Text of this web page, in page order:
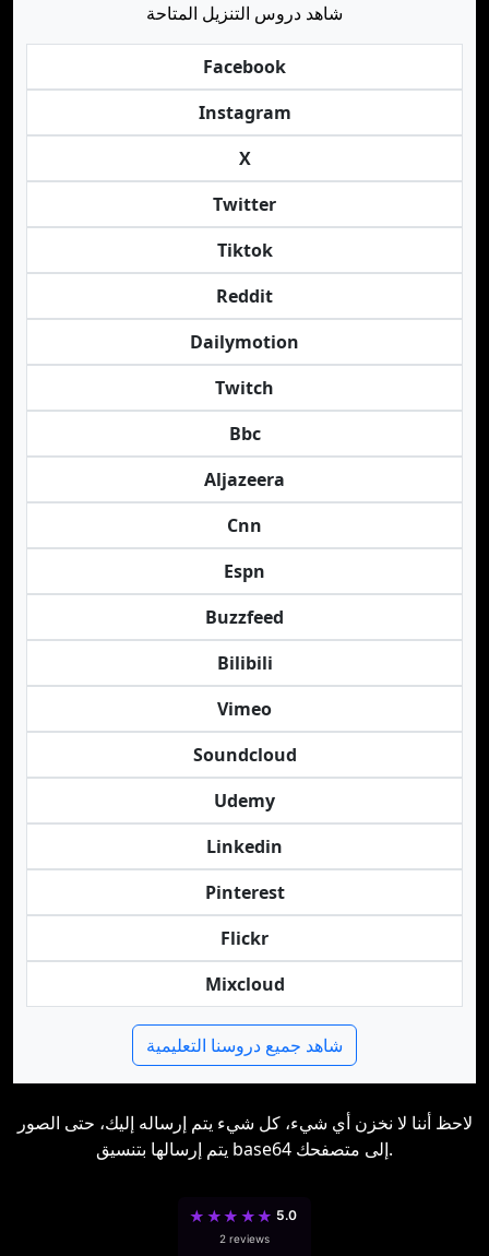
شاهد دروس التنزيل المتاحة
Facebook
Instagram
X
Twitter
Tiktok
Reddit
Dailymotion
Twitch
Bbc
Aljazeera
Cnn
Espn
Buzzfeed
Bilibili
Vimeo
Soundcloud
Udemy
Linkedin
Pinterest
Flickr
Mixcloud
شاهد جميع دروسنا التعليمية
لاحظ أننا لا نخزن أي شيء، كل شيء يتم إرساله إليك، حتى الصور
يتم إرسالها بتنسيق base64 إلى متصفحك.
★ ★★ ★★ 5.0
2 reviews